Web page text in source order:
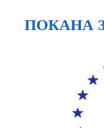
ПОКАНА